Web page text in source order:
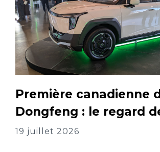
Première canadienne
Dongfeng : le regard
19 juillet 2026